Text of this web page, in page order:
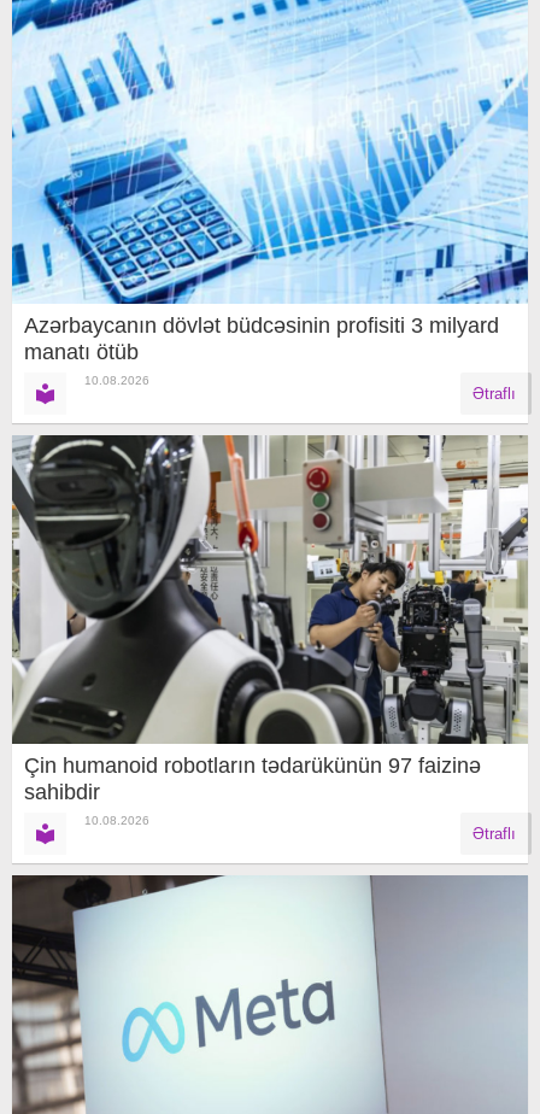
Azərbaycanın dövlət büdcəsinin profisiti 3 milyard
manatı ötüb
10.08.2026
Ətraflı
Çin humanoid robotların tədarükünün 97 faizinə
sahibdir
10.08.2026
Ətraflı